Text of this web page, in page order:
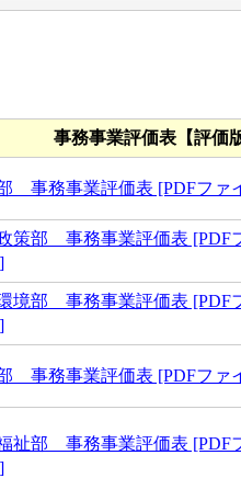
事務事業評価表【評価版
事務事業評価表 [PDFファ
策部 事務事業評価表 [PDF
境部 事務事業評価表 [PDF
事務事業評価表 [PDFファ
祉部 事務事業評価表 [PDF